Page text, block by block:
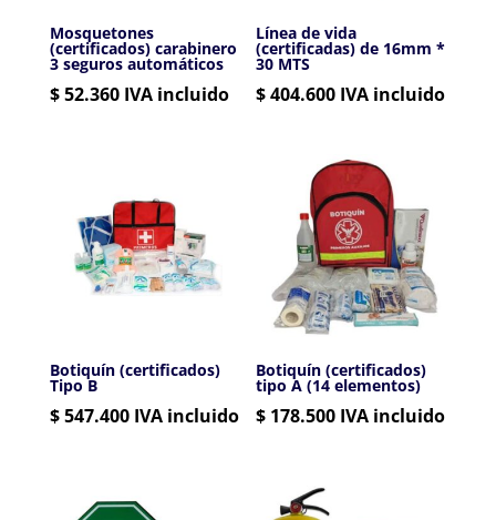
Mosquetones
(certificados) carabinero
3 seguros automáticos
$52.360 IVA incluido
Línea de vida
(certificadas) de 16mm *
30 MTS
$404.600 IVA incluido
Botiquín (certificados)
Tipo B
$547.400 IVA incluido
Botiquín (certificados)
tipo A (14 elementos)
$ 178.500 IVA incluido